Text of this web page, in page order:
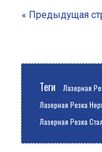
« Предыдущая
Теги Лазерная
Лазерная Резка
Лазерная Резка